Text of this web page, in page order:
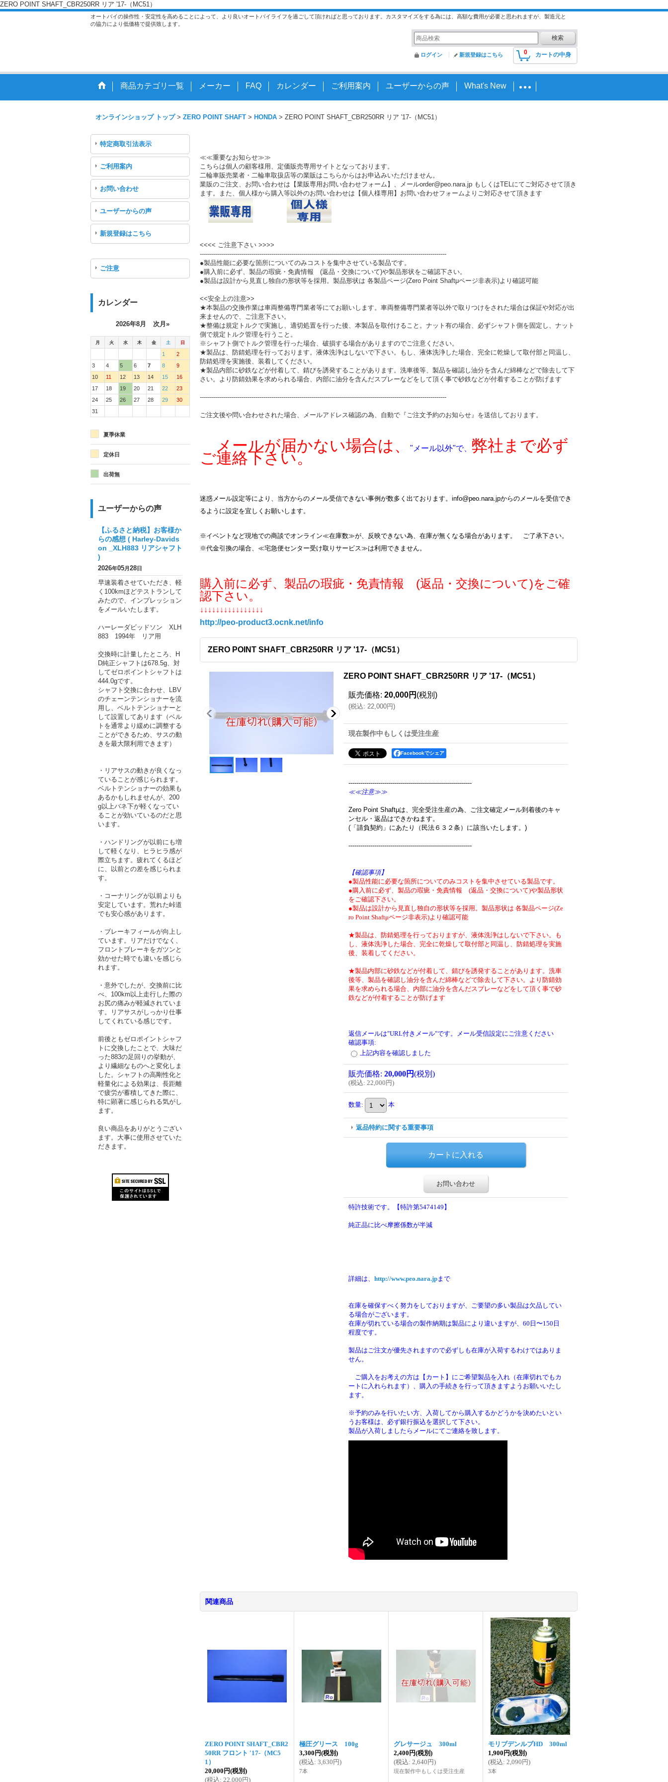
ZERO POINT SHAFT_CBR250RR リア '17-（MC51）
オートバイの操作性・安定性を高めることによって、より良いオートバイライフを過ごして頂ければと思っております。カスタマイズをする為には、高額な費用が必要と思われますが、製造元と
の協力により低価格で提供致します。
0 カートの中身
ログイン 新規登録はこちら
商品カテゴリ一覧 メーカー FAQ カレンダー ご利用案内 ユーザーからの声 What's New
オンラインショップ トップ > ZERO POINT SHAFT > HONDA > ZERO POINT SHAFT_CBR250RR リア '17-（MC51）
特定商取引法表示
ご利用案内
お問い合わせ
ユーザーからの声
新規登録はこちら
ご注意
カレンダー
2026年8月 次月»
月 火 水 木 金 土 日
1
2
3
4 5 6 7 8
9
10
11 12 13 14 15
16
17
18 19 20 21 22
23
24
25 26 27 28 29
30
31
夏季休業
定休日
出荷無
ユーザーからの声
【ふるさと納税】お客様か
らの感想 ( Harley-Davids
on _XLH883 リアシャフト
)
2026年05月28日
早速装着させていただき、軽
く100kmほどテストランして
みたので、インプレッション
をメールいたします。
ハーレーダビッドソン XLH
883 1994年 リア用
交換時に計量したところ、H
D純正シャフトは678.5g、対
してゼロポイントシャフトは
444.0gです。
シャフト交換に合わせ、LBV
のチェーンテンショナーを流
用し、ベルトテンショナーと
して設置してあります（ベル
トを通常より緩めに調整する
ことができるため、サスの動
きを最大限利用できます）
・リアサスの動きが良くなっ
ていることが感じられます。
ベルトテンショナーの効果も
あるかもしれませんが、200
g以上バネ下が軽くなってい
ることが効いているのだと思
います。
・ハンドリングが以前にも増
して軽くなり、ヒラヒラ感が
際立ちます。疲れてくるほど
に、以前との差を感じられま
す。
・コーナリングが以前よりも
安定しています。荒れた峠道
でも安心感があります。
・ブレーキフィールが向上し
ています。リアだけでなく、
フロントブレーキをガツンと
効かせた時でも違いを感じら
れます。
・意外でしたが、交換前に比
べ、100km以上走行した際の
お尻の痛みが軽減されていま
す。リアサスがしっかり仕事
してくれている感じです。
前後ともゼロポイントシャフ
トに交換したことで、大味だ
った883の足回りの挙動が、
より繊細なものへと変化しま
した。シャフトの高剛性化と
軽量化による効果は、長距離
で疲労が蓄積してきた際に、
特に顕著に感じられる気がし
ます。
良い商品をありがとうござい
ます。大事に使用させていた
だきます。
≪≪重要なお知らせ≫≫
こちらは個人の顧客様用、定価販売専用サイトとなっております。
二輪車販売業者・二輪車取扱店等の業販はこちらからはお申込みいただけません。
業販のご注文、お問い合わせは【業販専用お問い合わせフォーム】、メールorder@peo.nara.jp もしくはTELにてご対応させて頂き
ます。また、個人様から購入等以外のお問い合わせは【個人様専用】お問い合わせフォームよりご対応させて頂きます
<<<< ご注意下さい >>>>
----------------------------------------------------------------------------------------------------------------------------
●製品性能に必要な箇所についてのみコストを集中させている製品です。
●購入前に必ず、製品の瑕疵・免責情報 (返品・交換について)や製品形状をご確認下さい。
●製品は設計から見直し独自の形状等を採用。製品形状は 各製品ページ(Zero Point Shaftμページ非表示)より確認可能
<<安全上の注意>>
★本製品の交換作業は車両整備専門業者等にてお願いします。車両整備専門業者等以外で取りつけをされた場合は保証や対応が出
来ませんので、ご注意下さい。
★整備は規定トルクで実施し、適切処置を行った後、本製品を取付けること。ナット有の場合、必ずシャフト側を固定し、ナット
側で規定トルク管理を行うこと。
※シャフト側でトルク管理を行った場合、破損する場合がありますのでご注意ください。
★製品は、防錆処理を行っております。液体洗浄はしないで下さい。もし、液体洗浄した場合、完全に乾燥して取付部と同温し、
防錆処理を実施後、装着してください。
★製品内部に砂鉄などが付着して、錆びを誘発することがあります。洗車後等、製品を確認し油分を含んだ綿棒などで除去して下
さい。より防錆効果を求められる場合、内部に油分を含んだスプレーなどをして頂く事で砂鉄などが付着することが防げます
----------------------------------------------------------------------------------------------------------------------------
ご注文後や問い合わせされた場合、メールアドレス確認の為、自動で『ご注文予約のお知らせ』を送信しております。
メールが届かない場合は、 "メール以外"で、 弊社まで必ず
ご連絡下さい。
迷惑メール設定等により、当方からのメール受信できない事例が数多く出ております。info@peo.nara.jpからのメールを受信でき
るように設定を宜しくお願いします。
※イベントなど現地での商談でオンライン≪在庫数≫が、反映できない為、在庫が無くなる場合があります。 ご了承下さい。
※代金引換の場合、≪宅急便センター受け取りサービス≫は利用できません。
購入前に必ず、製品の瑕疵・免責情報 (返品・交換について)をご確
認下さい。
↓↓↓↓↓↓↓↓↓↓↓↓↓↓↓↓
http://peo-product3.ocnk.net/info
ZERO POINT SHAFT_CBR250RR リア '17-（MC51）
ZERO POINT SHAFT_CBR250RR リア '17-（MC51）
販売価格: 20,000円 (税別)
(税込: 22,000円)
現在製作中もしくは受注生産
Facebookでシェア
--------------------------------------------------------------
≪≪注意≫≫
Zero Point Shaftμは、完全受注生産の為、ご注文確定メール到着後のキャ
ンセル・返品はできかねます。
(「請負契約」にあたり（民法６３２条）に該当いたします。)
--------------------------------------------------------------
【確認事項】
●製品性能に必要な箇所についてのみコストを集中させている製品です。
●購入前に必ず、製品の瑕疵・免責情報 (返品・交換について)や製品形状
をご確認下さい。
●製品は設計から見直し独自の形状等を採用。製品形状は 各製品ページ(Ze
ro Point Shaftμページ非表示)より確認可能
★製品は、防錆処理を行っておりますが、液体洗浄はしないで下さい。も
し、液体洗浄した場合、完全に乾燥して取付部と同温し、防錆処理を実施
後、装着してください。
★製品内部に砂鉄などが付着して、錆びを誘発することがあります。洗車
後等、製品を確認し油分を含んだ綿棒などで除去して下さい。より防錆効
果を求められる場合、内部に油分を含んだスプレーなどをして頂く事で砂
鉄などが付着することが防げます
返信メールは"URL付きメール"です。メール受信設定にご注意ください
確認事項:
上記内容を確認しました
販売価格: 20,000円(税別)
(税込: 22,000円)
数量: 本
返品特約に関する重要事項
お問い合わせ
特許技術です。【特許第5474149】
純正品に比べ摩擦係数が半減
詳細は、 http://www.peo.nara.jpまで
在庫を確保すべく努力をしておりますが、ご要望の多い製品は欠品してい
る場合がございます。
在庫が切れている場合の製作納期は製品により違いますが、60日〜150日
程度です。
製品はご注文が優先されますので必ずしも在庫が入荷するわけではありま
せん。
ご購入をお考えの方は【カート】にご希望製品を入れ（在庫切れでもカ
ートに入れられます）、購入の手続きを行って頂きますようお願いいたし
ます。
※予約のみを行いたい方、入荷してから購入するかどうかを決めたいとい
うお客様は、必ず銀行振込を選択して下さい。
製品が入荷しましたらメールにてご連絡を致します。
関連商品
ZERO POINT SHAFT_CBR2
50RR フロント '17-（MC5
1）
20,000円(税別)
(税込: 22,000円)
極圧グリース 100g
3,300円(税別)
(税込: 3,630円)
7本
グレサージュ 300ml
2,400円(税別)
(税込: 2,640円)
現在製作中もしくは受注生産
モリブデンルブHD 300ml
1,900円(税別)
(税込: 2,090円)
3本